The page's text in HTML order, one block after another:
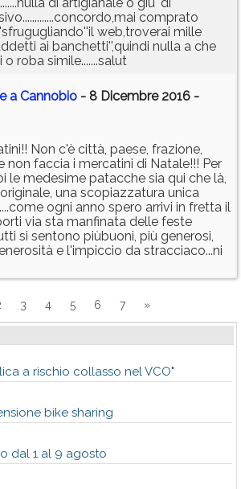
di artigianale o giu' di
comprato
web,troverai mille
ai banchetti'',quindi nulla a che
roba simile.......salut
a Cannobio - 8 Dicembre 2016 -
Non c'è città, paese, frazione,
non faccia i mercatini di Natale!!! Per
le medesime patacche sia qui che là,
una scopiazzatura unica
ogni anno spero arrivi in fretta il
via sta manfinata delle feste
si sentono piùbuoni, più generosi,
e l'impiccio da stracciaco...ni
3 4 5 6 7 »
a rischio collasso nel VCO"
bike sharing
dal 1 al 9 agosto